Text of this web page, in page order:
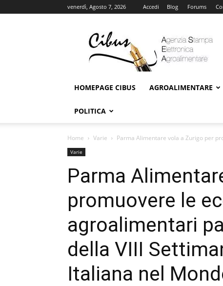
venerdì, Agosto 7, 2026 Accedi Blog Forums
Online
HOMEPAGE CIBUS AGROALIMENTARE
POLITICA
Home Varie Parma Alimentare vola a Zurigo per
Varie
Parma
promuovere le
agroalimentari
della VIII
Italiana nel